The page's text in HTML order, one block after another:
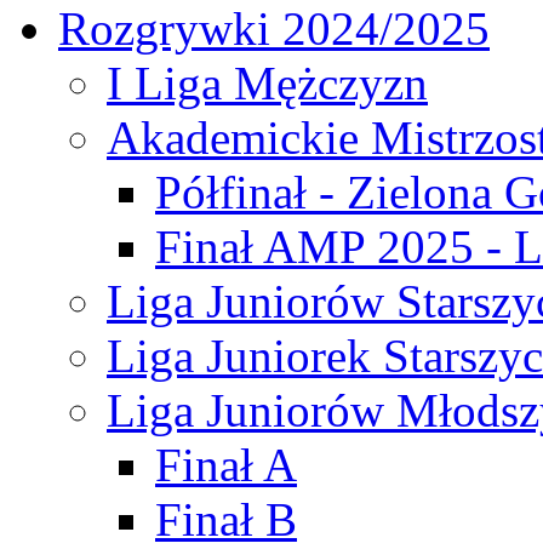
Rozgrywki 2024/2025
I Liga Mężczyzn
Akademickie
Półfinał - Zielona
Finał AMP 2025 -
Liga Juniorów
Liga Juniorek
Liga Juniorów
Finał A
Finał B